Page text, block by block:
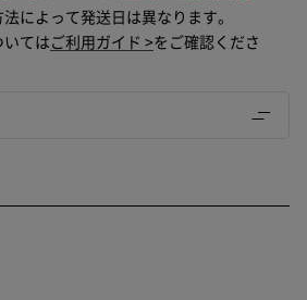
によって発送日は異なります。
いては ご利用ガイド >をご確認くださ